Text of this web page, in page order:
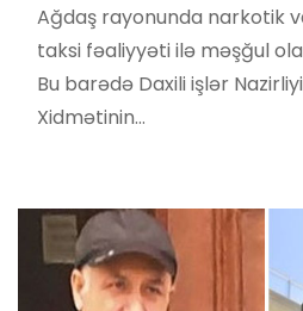
Ağdaş rayonunda narkotik
taksi fəaliyyəti ilə məşğul
Bu barədə Daxili işlər
Xidmətinin…